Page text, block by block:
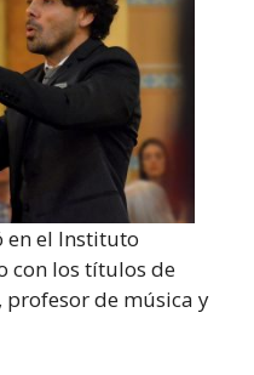
en el Instituto
con los títulos de
de música y